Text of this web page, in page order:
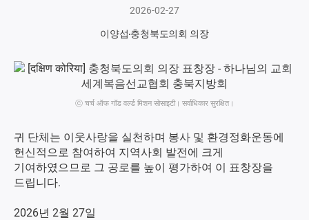
2026-02-27
이양섭 충청북도의회 의장
ⓒ चर्च ऑफ गॉड वर्ल्ड मिशन सोसाइटी। सर्वाधिकार सुरक्षित।
귀 단체는 이웃사랑을 실천하며 봉사 및 환경정화운동에
헌신적으로 참여하여 지역사회 발전에 크게
기여하였으므로 그 공로를 높이 평가하여 이 표창장을
드립니다.
2026년 2월 27일